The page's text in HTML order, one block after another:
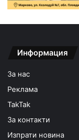
Информация
За нас
Реклама
TakTak
За контакти
Изпрати новина